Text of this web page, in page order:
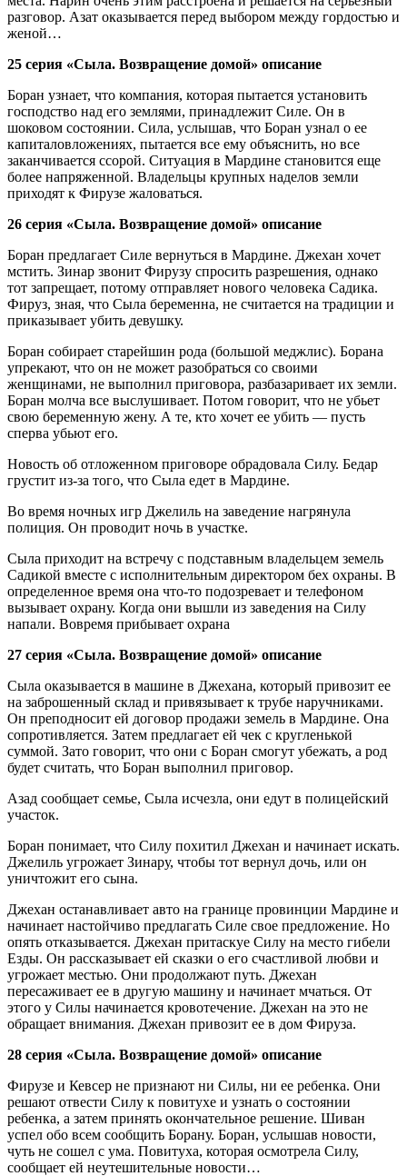
разговор. Азат оказывается перед выбором между гордостью и
женой…
25 серия «Сыла. Возвращение домой» описание
Боран узнает, что компания, которая пытается установить
господство над его землями, принадлежит Силе. Он в
шоковом состоянии. Сила, услышав, что Боран узнал о ее
капиталовложениях, пытается все ему объяснить, но все
заканчивается ссорой. Ситуация в Мардине становится еще
более напряженной. Владельцы крупных наделов земли
приходят к Фирузе жаловаться.
26 серия «Сыла. Возвращение домой» описание
Боран предлагает Силе вернуться в Мардине. Джехан хочет
мстить. Зинар звонит Фирузу спросить разрешения, однако
тот запрещает, потому отправляет нового человека Садика.
Фируз, зная, что Сыла беременна, не считается на традиции и
приказывает убить девушку.
Боран собирает старейшин рода (большой меджлис). Борана
упрекают, что он не может разобраться со своими
женщинами, не выполнил приговора, разбазаривает их земли.
Боран молча все выслушивает. Потом говорит, что не убьет
свою беременную жену. А те, кто хочет ее убить — пусть
сперва убьют его.
Новость об отложенном приговоре обрадовала Силу. Бедар
грустит из-за того, что Сыла едет в Мардине.
Во время ночных игр Джелиль на заведение нагрянула
полиция. Он проводит ночь в участке.
Сыла приходит на встречу с подставным владельцем земель
Садикой вместе с исполнительным директором бех охраны. В
определенное время она что-то подозревает и телефоном
вызывает охрану. Когда они вышли из заведения на Силу
напали. Вовремя прибывает охрана
27 серия «Сыла. Возвращение домой» описание
Сыла оказывается в машине в Джехана, который привозит ее
на заброшенный склад и привязывает к трубе наручниками.
Он преподносит ей договор продажи земель в Мардине. Она
сопротивляется. Затем предлагает ей чек с кругленькой
суммой. Зато говорит, что они с Боран смогут убежать, а род
будет считать, что Боран выполнил приговор.
Азад сообщает семье, Сыла исчезла, они едут в полицейский
участок.
Боран понимает, что Силу похитил Джехан и начинает искать.
Джелиль угрожает Зинару, чтобы тот вернул дочь, или он
уничтожит его сына.
Джехан останавливает авто на границе провинции Мардине и
начинает настойчиво предлагать Силе свое предложение. Но
опять отказывается. Джехан притаскуе Силу на место гибели
Езды. Он рассказывает ей сказки о его счастливой любви и
угрожает местью. Они продолжают путь. Джехан
пересаживает ее в другую машину и начинает мчаться. От
этого у Силы начинается кровотечение. Джехан на это не
обращает внимания. Джехан привозит ее в дом Фируза.
28 серия «Сыла. Возвращение домой» описание
Фирузе и Кевсер не признают ни Силы, ни ее ребенка. Они
решают отвести Силу к повитухе и узнать о состоянии
ребенка, а затем принять окончательное решение. Шиван
успел обо всем сообщить Борану. Боран, услышав новости,
чуть не сошел с ума. Повитуха, которая осмотрела Силу,
сообщает ей неутешительные новости…